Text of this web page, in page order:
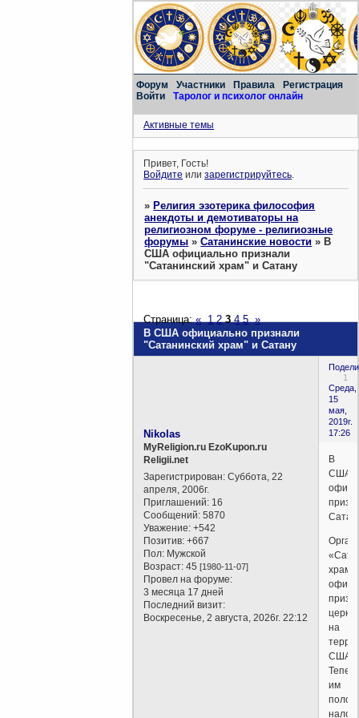
Форум Участники Правила
Регистрация
Войти
Таролог и психолог онлайн
Активные темы
Привет, Гость!
Войдите илизарегистрируйтесь.
»Религия эзотерика философия
анекдоты и демотиваторы на
религиозном форуме - религиозные
форумы »Сатанинские новости »В
США официально признали
"Сатанинский храм" и Сатану
В США официально признали
"Сатанинский храм" и Сатану
Страница:« 1 2 3 4 5 »
1
Среда,
15
мая,
2019г.
17:26
Nikolas
MyReligion.ru EzoKupon.ru
Religii.net
Зарегистрирован: Суббота, 22
апреля, 2006г.
Приглашений: 16
Сообщений: 5870
Уважение: +542
Позитив: +667
Пол: Мужской
Возраст: 45[1980-11-07]
Провел на форуме:
3 месяца 17 дней
Последний визит:
Воскресенье, 2 августа, 2026г. 22:12
В
США
храм»
на
США.
им